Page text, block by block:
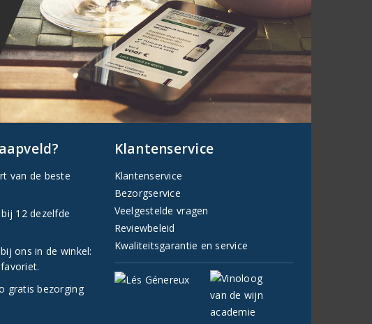
van de beste
12 dezelfde
ons in de winkel:
gratis bezorging
Klantenservice
Klantenservice
Bezorgservice
Veelgestelde vragen
Reviewbeleid
Kwaliteitsgarantie en service